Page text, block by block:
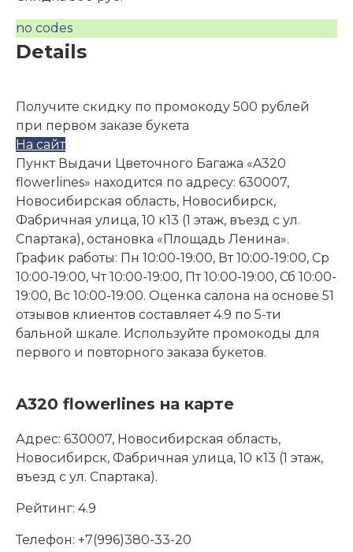
no codes
Details
Получите скидку по промокоду 500 рублей
при первом заказе букета
На сайт
Пункт Выдачи Цветочного Багажа «A320
flowerlines» находится по адресу: 630007,
Новосибирская область, Новосибирск,
Фабричная улица, 10 к13 (1 этаж, въезд с ул.
Спартака), остановка «Площадь Ленина».
График работы: Пн 10:00-19:00, Вт 10:00-19:00, Ср
10:00-19:00, Чт 10:00-19:00, Пт 10:00-19:00, Сб 10:00-
19:00, Вс 10:00-19:00. Оценка салона на основе 51
отзывов клиентов составляет 4.9 по 5-ти
бальной шкале. Используйте промокоды для
первого и повторного заказа букетов.
A320 flowerlines на карте
Адрес: 630007, Новосибирская область,
Новосибирск, Фабричная улица, 10 к13 (1 этаж,
въезд с ул. Спартака).
Рейтинг: 4.9
Телефон: +7(996)380-33-20